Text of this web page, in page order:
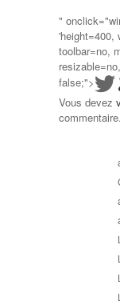
"
'height=400,
toolbar=no,
false;">
Vous devez
commentaire.